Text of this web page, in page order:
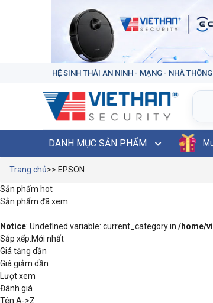
HỆ SINH THÁI AN NINH - MẠNG - NHÀ
DANH MỤC SẢN PHẨM
Trang chủ>> EPSON
Sản phẩm hot
Sản phẩm đã xem
Notice: Undefined variable: current_category in /home/
Sắp xếp:Mới nhất
Giá tăng dần
Giá giảm dần
Lượt xem
Đánh giá
Tên A->Z